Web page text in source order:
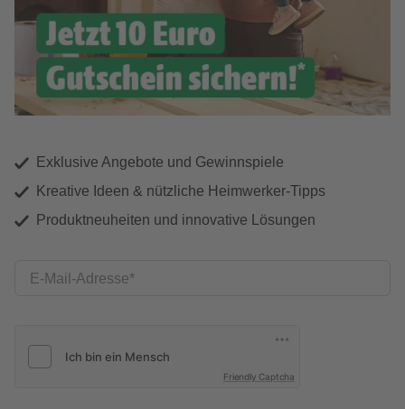
Exklusive Angebote und Gewinnspiele
Kreative Ideen & nützliche Heimwerker-Tipps
Produktneuheiten und innovative Lösungen
E-Mail-Adresse
Friendly Captcha